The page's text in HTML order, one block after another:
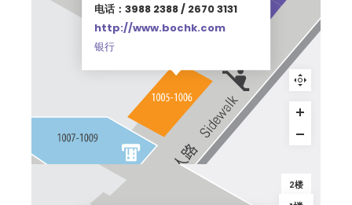
电话：3988 2388 / 2670 3131
http://www.bochk.com
银行
2楼